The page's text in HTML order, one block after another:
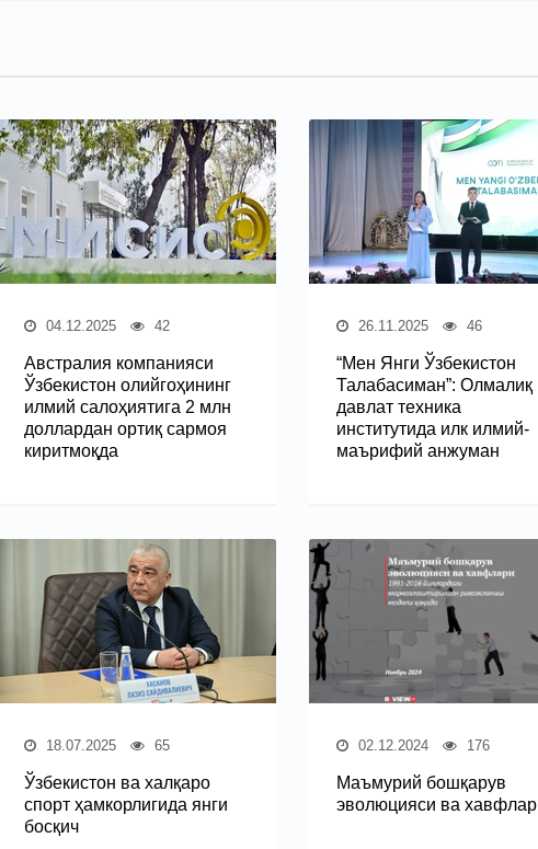
04.12.2025 42
Австралия компанияси
Ўзбекистон олийгоҳининг
илмий салоҳиятига 2 млн
доллардан ортиқ сармоя
киритмоқда
26.11.2025 46
“Мен Янги Ўзбекистон
Талабасиман”: Олмалиқ
давлат техника
институтида илк илмий-
маърифий анжуман
18.07.2025 65
Ўзбекистон ва халқаро
спорт ҳамкорлигида янги
босқич
02.12.2024 176
Маъмурий бошқарув
эволюцияси ва